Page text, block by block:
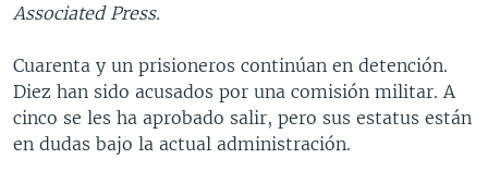
Associated Press.
Cuarenta y un prisioneros continúan en detención.
Diez han sido acusados por una comisión militar. A
cinco se les ha aprobado salir, pero sus estatus están
en dudas bajo la actual administración.